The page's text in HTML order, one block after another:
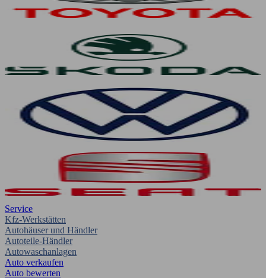
Service
Kfz-Werkstätten
Autohäuser und Händler
Autoteile-Händler
Autowaschanlagen
Auto verkaufen
Auto bewerten